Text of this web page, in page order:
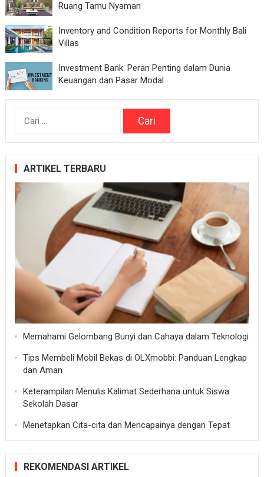
Ruang Tamu Nyaman
Inventory and Condition Reports for Monthly Bali
Villas
Investment Bank: Peran Penting dalam Dunia
Keuangan dan Pasar Modal
Cari
ARTIKEL TERBARU
Memahami Gelombang Bunyi dan Cahaya dalam Teknologi
Tips Membeli Mobil Bekas di OLXmobbi: Panduan Lengkap
dan Aman
Keterampilan Menulis Kalimat Sederhana untuk Siswa
Sekolah Dasar
Menetapkan Cita-cita dan Mencapainya dengan Tepat
REKOMENDASI ARTIKEL